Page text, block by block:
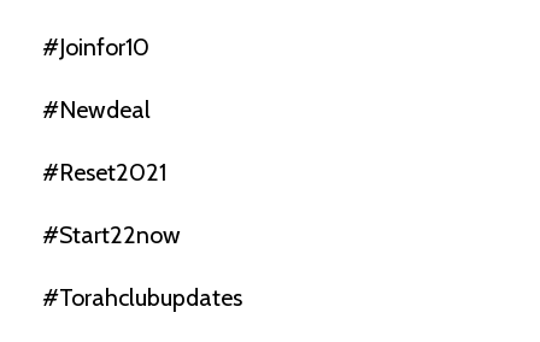
#joinfor10
#newdeal
#reset2021
#start22now
#torahclubupdates